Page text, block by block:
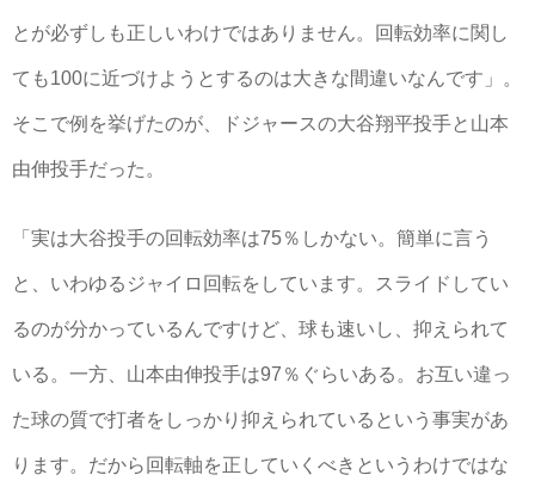
とが必ずしも正しいわけではありません。回転効率に関し
ても100に近づけようとするのは大きな間違いなんです」。
そこで例を挙げたのが、ドジャースの大谷翔平投手と山本
由伸投手だった。
「実は大谷投手の回転効率は75％しかない。簡単に言う
と、いわゆるジャイロ回転をしています。スライドしてい
るのが分かっているんですけど、球も速いし、抑えられて
いる。一方、山本由伸投手は97％ぐらいある。お互い違っ
た球の質で打者をしっかり抑えられているという事実があ
ります。だから回転軸を正していくべきというわけではな